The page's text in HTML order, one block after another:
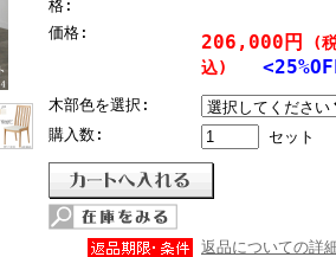
格:
価格: 206,000円
(
込)
木部色を選択:
購入数:
セット
返品についての詳